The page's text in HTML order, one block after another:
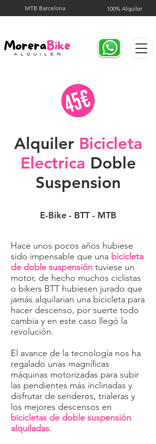
MTB Barcelona 100% Alquiler
Alquiler Bicicleta
Electrica Doble
Suspension
E-Bike - BTT - MTB
Hace unos pocos años hubiese
sido impensable que una bicicleta
de doble suspensión tuviese un
motor, de hecho muchos ciclistas
o bikers BTT hubiesen jurado que
jamás alquilarian una bicicleta para
hacer descenso, por suerte todo
cambia y en este caso llegó la
revolución.
El avance de la tecnología nos ha
regalado unas magníficas
máquinas motorizadas para subir
las pendientes más inclinadas y
disfrutar de senderos, trialeras y
los mejores descensos en
bicicletas de doble suspensión
alquiladas.